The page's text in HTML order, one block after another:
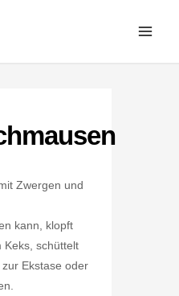
Zwergen und
kann, klopft
Keks, schüttelt
Ekstase oder